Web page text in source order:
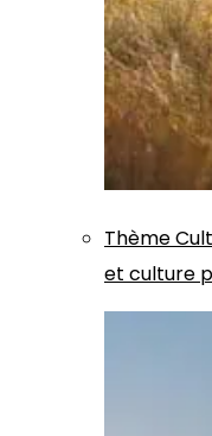
Thème
et culture